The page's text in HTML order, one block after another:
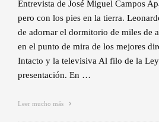
Entrevista de José Miguel Campos
pero con los pies en la tierra.
de adornar el dormitorio de miles de
en el punto de mira de los mejores
Intacto y la televisiva Al filo de la
presentación. En …
Leer mucho más